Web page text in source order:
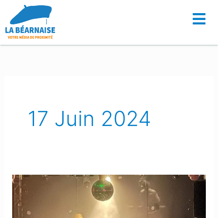
contenu
17 Juin 2024
La
Vallée
d’Ossau